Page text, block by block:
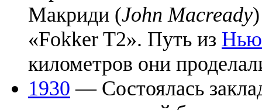
Макриди (John Macready
«Fokker T2». Путь из
километров они
1930 — Состоялась